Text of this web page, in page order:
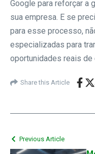
Google para reforçar a
sua empresa. E se
para esse processo,
especializadas para
oportunidades reais de
Share this Article
Previous Article